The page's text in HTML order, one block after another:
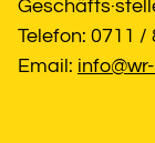
Telefon: 0711 /
Email: